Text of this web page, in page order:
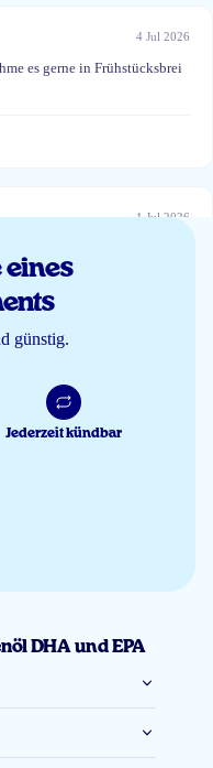
4 Jul 2026
es gerne in Frühstücksbrei
1 Jul 2026
verlopen!!!
eines
günstig.
Jederzeit kündbar
DHA und EPA